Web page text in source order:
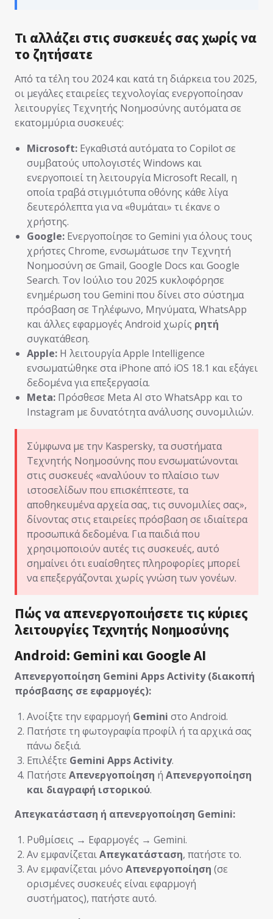
Τι αλλάζει στις συσκευές σας χωρίς να
το ζητήσατε
Από τα τέλη του 2024 και κατά τη διάρκεια του 2025,
οι μεγάλες εταιρείες τεχνολογίας ενεργοποίησαν
λειτουργίες Τεχνητής Νοημοσύνης αυτόματα σε
εκατομμύρια συσκευές:
Microsoft: Εγκαθιστά αυτόματα το Copilot σε
συμβατούς υπολογιστές Windows και
ενεργοποιεί τη λειτουργία Microsoft Recall, η
οποία τραβά στιγμιότυπα οθόνης κάθε λίγα
δευτερόλεπτα για να «θυμάται» τι έκανε ο
χρήστης.
Google: Ενεργοποίησε το Gemini για όλους τους
χρήστες Chrome, ενσωμάτωσε την Τεχνητή
Νοημοσύνη σε Gmail, Google Docs και Google
Search. Τον Ιούλιο του 2025 κυκλοφόρησε
ενημέρωση του Gemini που δίνει στο σύστημα
πρόσβαση σε Τηλέφωνο, Μηνύματα, WhatsApp
και άλλες εφαρμογές Android χωρίς ρητή
συγκατάθεση.
Apple: Η λειτουργία Apple Intelligence
ενσωματώθηκε στα iPhone από iOS 18.1 και εξάγει
δεδομένα για επεξεργασία.
Meta: Πρόσθεσε Meta AI στο WhatsApp και το
Instagram με δυνατότητα ανάλυσης συνομιλιών.
Σύμφωνα με την Kaspersky, τα συστήματα
Τεχνητής Νοημοσύνης που ενσωματώνονται
στις συσκευές «αναλύουν το πλαίσιο των
ιστοσελίδων που επισκέπτεστε, τα
αποθηκευμένα αρχεία σας, τις συνομιλίες σας»,
δίνοντας στις εταιρείες πρόσβαση σε ιδιαίτερα
προσωπικά δεδομένα. Για παιδιά που
χρησιμοποιούν αυτές τις συσκευές, αυτό
σημαίνει ότι ευαίσθητες πληροφορίες μπορεί
να επεξεργάζονται χωρίς γνώση των γονέων.
Πώς να απενεργοποιήσετε τις κύριες
λειτουργίες Τεχνητής Νοημοσύνης
Android: Gemini και Google AI
Απενεργοποίηση Gemini Apps Activity (διακοπή
πρόσβασης σε εφαρμογές):
Ανοίξτε την εφαρμογή Gemini στο Android.
Πατήστε τη φωτογραφία προφίλ ή τα αρχικά σας
πάνω δεξιά.
Επιλέξτε Gemini Apps Activity.
Πατήστε Απενεργοποίηση ή Απενεργοποίηση
και διαγραφή ιστορικού.
Απεγκατάσταση ή απενεργοποίηση Gemini:
Ρυθμίσεις → Εφαρμογές → Gemini.
Αν εμφανίζεταιΑπεγκατάσταση, πατήστε το.
Αν εμφανίζεται μόνο Απενεργοποίηση (σε
ορισμένες συσκευές είναι εφαρμογή
συστήματος), πατήστε αυτό.